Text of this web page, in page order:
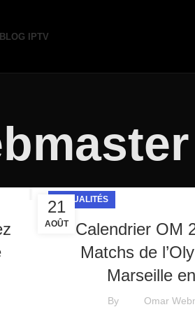
IPTV
21
AOÛT
ACTUALITÉS
Calendrier OM
Matchs de
Marseille
By
Omar